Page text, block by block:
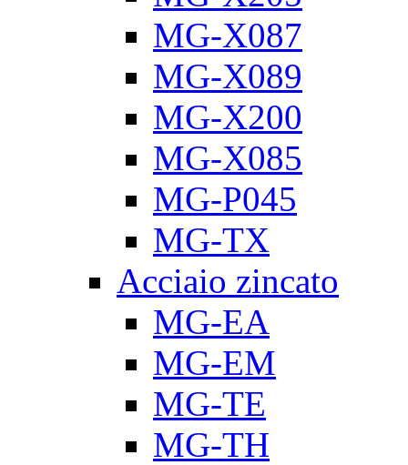
MG-X087
MG-X089
MG-X200
MG-X085
MG-P045
MG-TX
Acciaio zincato
MG-EA
MG-EM
MG-TE
MG-TH